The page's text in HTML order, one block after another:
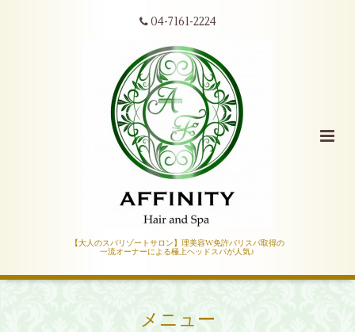
04-7161-2224
【大人のスパリゾートサロン】理美容W免許バリスパ取得の
一流オーナーによる極上ヘッドスパが人気♪
メニュー